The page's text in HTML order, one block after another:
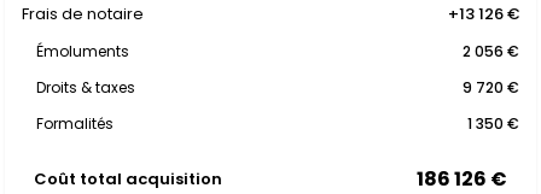
Frais de notaire +13 126 €
Émoluments
2 056 €
Droits & taxes
9 720 €
Formalités
1 350 €
Coût total acquisition 186 126 €